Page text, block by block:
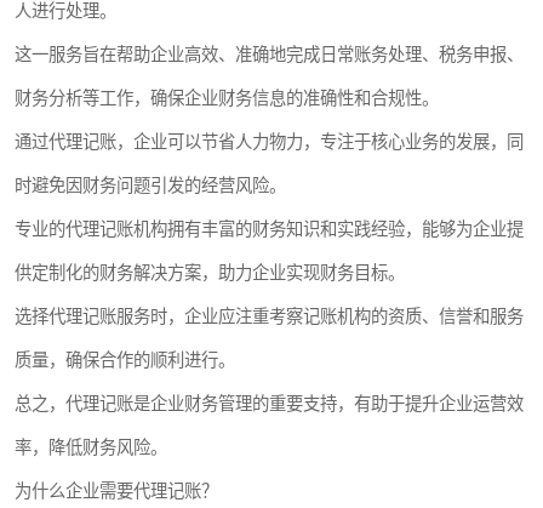
人进行处理。
这一服务旨在帮助企业高效、准确地完成日常账务处理、税务申报、
财务分析等工作，确保企业财务信息的准确性和合规性。
通过代理记账，企业可以节省人力物力，专注于核心业务的发展，同
时避免因财务问题引发的经营风险。
专业的代理记账机构拥有丰富的财务知识和实践经验，能够为企业提
供定制化的财务解决方案，助力企业实现财务目标。
选择代理记账服务时，企业应注重考察记账机构的资质、信誉和服务
质量，确保合作的顺利进行。
总之，代理记账是企业财务管理的重要支持，有助于提升企业运营效
率，降低财务风险。
为什么企业需要代理记账？